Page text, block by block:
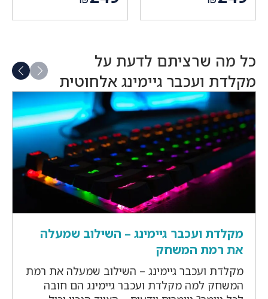
המקורי
היה:
₪249.
המקורי
היה:
₪249.
כל מה שרציתם לדעת על
מקלדת ועכבר גיימינג אלחוטית
מקלדת ועכבר גיימינג – השילוב שמעלה
את רמת המשחק
מקלדת ועכבר גיימינג – השילוב שמעלה את רמת
המשחק למה מקלדת ועכבר גיימינג הם חובה